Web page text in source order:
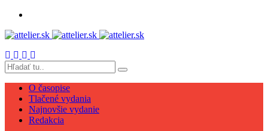
O časopise
Tlačené vydania
Najnovšie vydanie
Redakcia